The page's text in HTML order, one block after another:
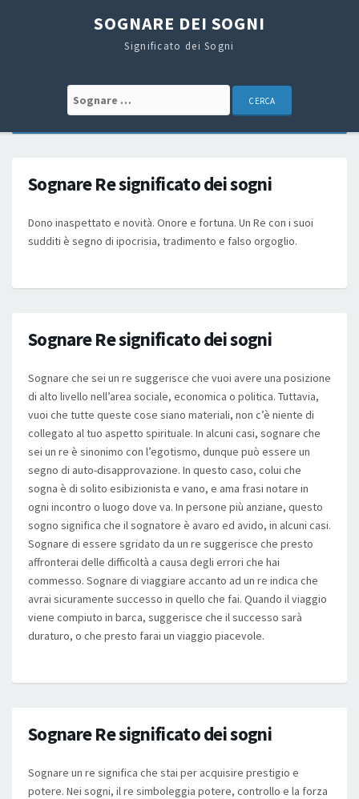
SOGNARE DEI SOGNI
Significato dei Sogni
Search for:
Sognare Re significato dei sogni
Dono inaspettato e novità. Onore e fortuna. Un Re con i suoi
sudditi è segno di ipocrisia, tradimento e falso orgoglio.
Sognare Re significato dei sogni
Sognare che sei un re suggerisce che vuoi avere una posizione
di alto livello nell’area sociale, economica o politica. Tuttavia,
vuoi che tutte queste cose siano materiali, non c’è niente di
collegato al tuo aspetto spirituale. In alcuni casi, sognare che
sei un re è sinonimo con l’egotismo, dunque può essere un
segno di auto-disapprovazione. In questo caso, colui che
sogna è di solito esibizionista e vano, e ama frasi notare in
ogni incontro o luogo dove va. In persone più anziane, questo
sogno significa che il sognatore è avaro ed avido, in alcuni casi.
Sognare di essere sgridato da un re suggerisce che presto
affronterai delle difficoltà a causa degli errori che hai
commesso. Sognare di viaggiare accanto ad un re indica che
avrai sicuramente successo in quello che fai. Quando il viaggio
viene compiuto in barca, suggerisce che il successo sarà
duraturo, o che presto farai un viaggio piacevole.
Sognare Re significato dei sogni
Sognare un re significa che stai per acquisire prestigio e
potere. Nei sogni, il re simboleggia potere, controllo e la forza